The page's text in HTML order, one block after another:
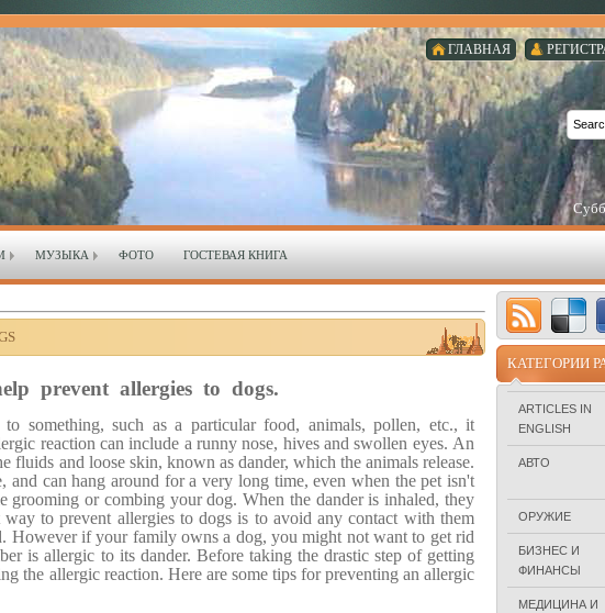
ГЛАВНАЯ
МУЗЫКА ФОТО ГОСТЕВАЯ КНИГА
prevent allergies to dogs.
something, such as a particular food, animals, pollen, etc., it
reaction can include a runny nose, hives and swollen eyes. An
fluids and loose skin, known as dander, which the animals release.
and can hang around for a very long time, even when the pet isn't
grooming or combing your dog. When the dander is inhaled, they
way to prevent allergies to dogs is to avoid any contact with them
However if your family owns a dog, you might not want to get rid
is allergic to its dander. Before taking the drastic step of getting
the allergic reaction. Here are some tips for preventing an allergic
КАТЕГОРИИ
ARTICLES IN
ENGLISH
АВТО
ОРУЖИЕ
БИЗНЕС И
ФИНАНСЫ
МЕДИЦИНА И